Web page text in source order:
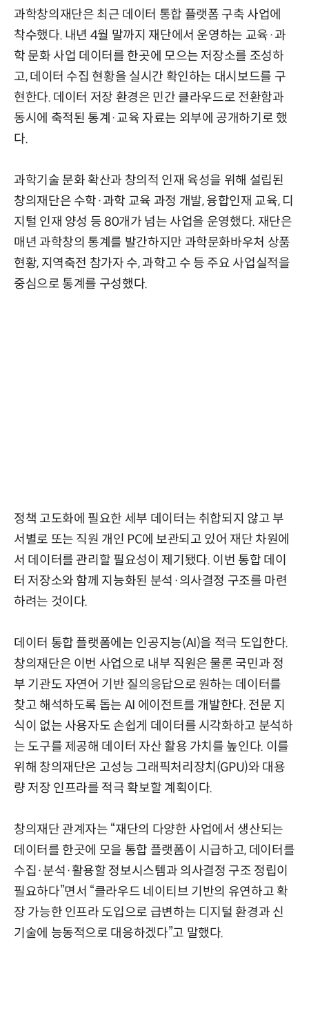
과학창의재단은 최근 데이터 통합 플랫폼 구축 사업에
착수했다. 내년 4월 말까지 재단에서 운영하는 교육·과
학 문화 사업 데이터를 한곳에 모으는 저장소를 조성하
고, 데이터 수집 현황을 실시간 확인하는 대시보드를 구
현한다. 데이터 저장 환경은 민간 클라우드로 전환함과
동시에 축적된 통계·교육 자료는 외부에 공개하기로 했
다.
과학기술 문화 확산과 창의적 인재 육성을 위해 설립된
창의재단은 수학·과학 교육 과정 개발, 융합인재 교육, 디
지털 인재 양성 등 80개가 넘는 사업을 운영했다. 재단은
매년 과학창의 통계를 발간하지만 과학문화바우처 상품
현황, 지역축전 참가자 수, 과학고 수 등 주요 사업실적을
중심으로 통계를 구성했다.
정책 고도화에 필요한 세부 데이터는 취합되지 않고 부
서별로 또는 직원 개인 PC에 보관되고 있어 재단 차원에
서 데이터를 관리할 필요성이 제기됐다. 이번 통합 데이
터 저장소와 함께 지능화된 분석·의사결정 구조를 마련
하려는 것이다.
데이터 통합 플랫폼에는 인공지능(AI)을 적극 도입한다.
창의재단은 이번 사업으로 내부 직원은 물론 국민과 정
부 기관도 자연어 기반 질의응답으로 원하는 데이터를
찾고 해석하도록 돕는 AI 에이전트를 개발한다. 전문 지
식이 없는 사용자도 손쉽게 데이터를 시각화하고 분석하
는 도구를 제공해 데이터 자산 활용 가치를 높인다. 이를
위해 창의재단은 고성능 그래픽처리장치(GPU)와 대용
량 저장 인프라를 적극 확보할 계획이다.
창의재단 관계자는 “재단의 다양한 사업에서 생산되는
데이터를 한곳에 모을 통합 플랫폼이 시급하고, 데이터를
수집·분석·활용할 정보시스템과 의사결정 구조 정립이
필요하다”면서 “클라우드 네이티브 기반의 유연하고 확
장 가능한 인프라 도입으로 급변하는 디지털 환경과 신
기술에 능동적으로 대응하겠다”고 말했다.